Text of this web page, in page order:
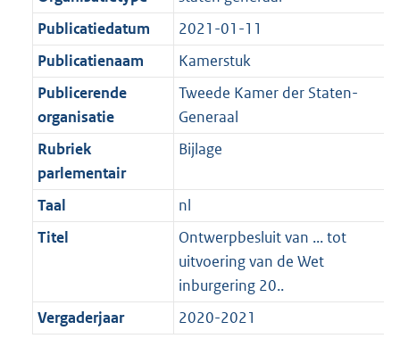
r
m
a
a
t
e
1
K
b
t
e
:
1
K
b
Publicatiedatum
2021-01-11
Publicatienaam
Kamerstuk
Publicerende
organisatie
Tweede Kamer der Staten-
Generaal
Rubriek
parlementair
Bijlage
Taal
nl
Titel
Ontwerpbesluit van ... tot
uitvoering van de Wet
inburgering 20..
Vergaderjaar
2020-2021